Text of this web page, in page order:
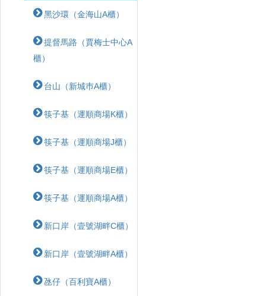
黑沙環（金海山A櫃）
提督馬路（賈梅士中心A
櫃）
台山（新城巿A櫃）
筷子基（運順商場K櫃）
筷子基（運順商場J櫃）
筷子基（運順商場E櫃）
筷子基（運順商場A櫃）
新口岸（壹號湖畔C櫃）
新口岸（壹號湖畔A櫃）
氹仔（百利寶A櫃）